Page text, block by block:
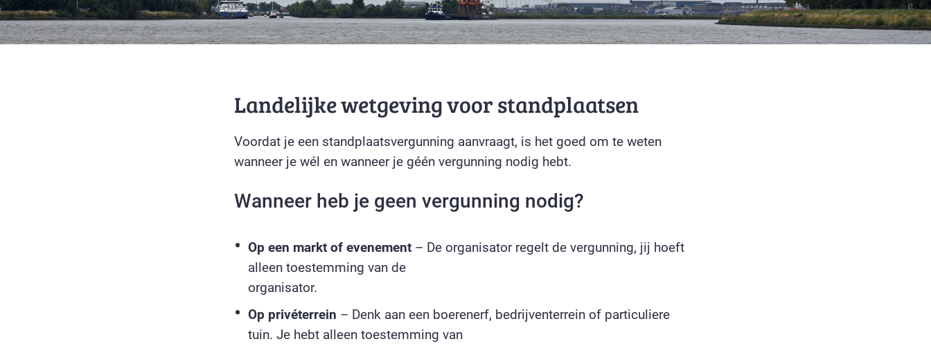
Landelijke wetgeving voor standplaatsen
Voordat je een standplaatsvergunning aanvraagt, is het goed om te weten
wanneer je wél en wanneer je géén vergunning nodig hebt.
Wanneer heb je geen vergunning nodig?
Op een markt of evenement – De organisator regelt de vergunning, jij hoeft
alleen toestemming van de
organisator.
Op privéterrein – Denk aan een boerenerf, bedrijventerrein of particuliere
tuin. Je hebt alleen toestemming van